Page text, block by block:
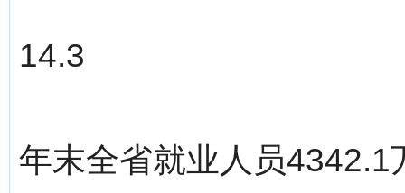
14.3
年末全省就业人员